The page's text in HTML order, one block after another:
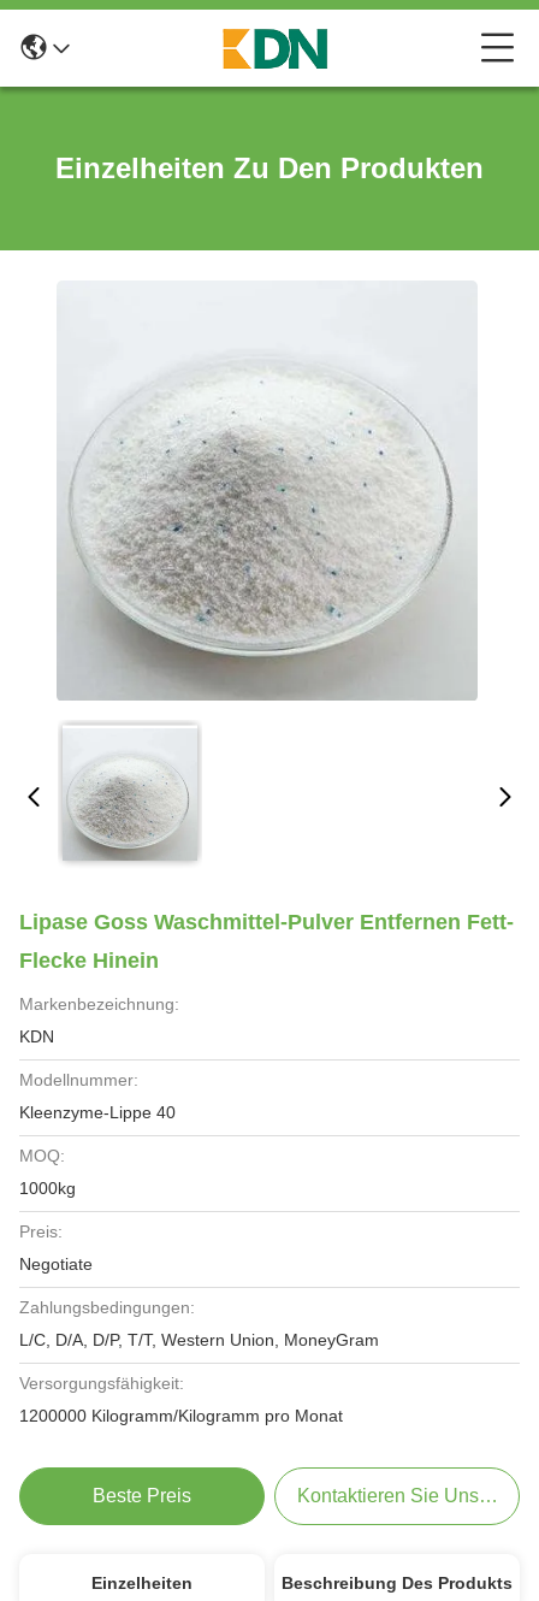
Einzelheiten Zu Den Produkten
Lipase Goss Waschmittel-Pulver Entfernen Fett-
Flecke Hinein
Markenbezeichnung:
KDN
Modellnummer:
Kleenzyme-Lippe 40
MOQ:
1000kg
Preis:
Negotiate
Zahlungsbedingungen:
L/C, D/A, D/P, T/T, Western Union, MoneyGram
Versorgungsfähigkeit:
1200000 Kilogramm/Kilogramm pro Monat
Beste Preis Kontaktieren Sie Uns Jetzt
Einzelheiten Beschreibung Des Produkts